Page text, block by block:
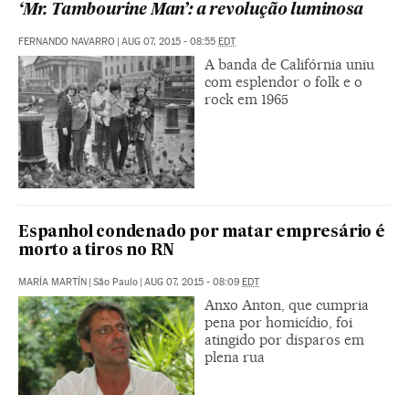
‘Mr. Tambourine Man’: a revolução luminosa
FERNANDO NAVARRO | AUG 07, 2015 - 08:55 EDT
A banda de Califórnia uniu
com esplendor o folk e o
rock em 1965
Espanhol condenado por matar empresário é
morto a tiros no RN
MARÍA MARTÍN | São Paulo | AUG 07, 2015 - 08:09 EDT
Anxo Anton, que cumpria
pena por homicídio, foi
atingido por disparos em
plena rua